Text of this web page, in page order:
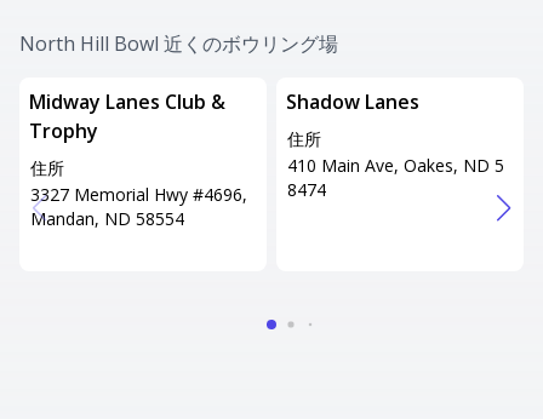
North Hill Bowl 近くのボウリング場
Midway Lanes Club &
Trophy
住所
3327 Memorial Hwy #4696,
Mandan, ND 58554
Shadow Lanes
住所
410 Main Ave, Oakes, ND 5
8474